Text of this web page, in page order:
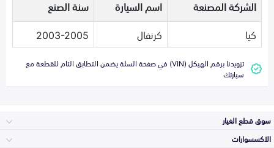
الشركة المصنعة اسم السيارة
سنة الصنع
كيا
كرنفال 2003-2005
تزويدنا برقم الهيكل (VIN) في صفحة السلة يضمن التطابق التام للقطعة مع
سيارتك
سوق قطع الغيار
الاكسسوارات